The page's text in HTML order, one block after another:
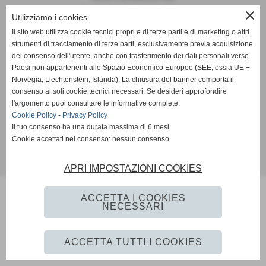
Codice univoco: M5UXCR1
Coordinate bancarie: Banco Desio IBAN IT11A0344002811000000510100 -
Intestato a Tennis Club Bisenzio asd
Tel. 0574/46.56.49
Pec: tennisclubbisenzio@pec.it
Mail:info@tcbisenzio.it direzione@tcbisenzio.it
Privacy Policy-Cookie Policy
Realizzazione siti web www.sitoper.it
close
Utilizziamo i cookies
Il sito web utilizza cookie tecnici propri e di terze parti e di marketing o altri
strumenti di tracciamento di terze parti, esclusivamente previa acquisizione
del consenso dell'utente, anche con trasferimento dei dati personali verso
Paesi non appartenenti allo Spazio Economico Europeo (SEE, ossia UE +
Norvegia, Liechtenstein, Islanda). La chiusura del banner comporta il
consenso ai soli cookie tecnici necessari. Se desideri approfondire
l'argomento puoi consultare le informative complete.
Cookie Policy - Privacy Policy
Il tuo consenso ha una durata massima di 6 mesi.
Cookie accettati nel consenso: nessun consenso
APRI IMPOSTAZIONI COOKIES
ACCETTA I COOKIES
NECESSARI
ACCETTA TUTTI I COOKIES